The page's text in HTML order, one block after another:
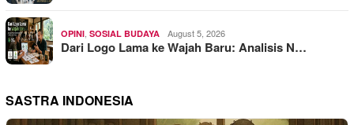
OPINI SOSIAL BUDAYA August 5, 2026
Dari Logo Lama ke Wajah Baru: Analisis N…
SASTRA INDONESIA